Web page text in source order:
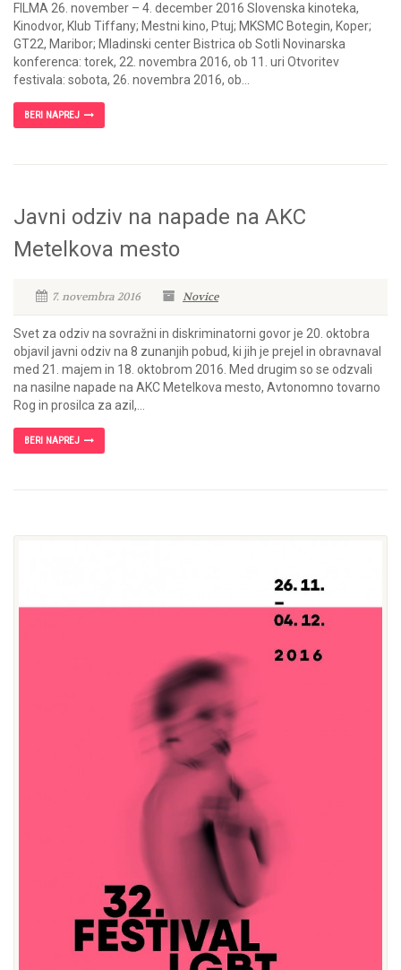
FILMA 26. november – 4. december 2016 Slovenska kinoteka,
Kinodvor, Klub Tiffany; Mestni kino, Ptuj; MKSMC Botegin, Koper;
GT22, Maribor; Mladinski center Bistrica ob Sotli Novinarska
konferenca: torek, 22. novembra 2016, ob 11. uri Otvoritev
festivala: sobota, 26. novembra 2016, ob...
BERI NAPREJ
Javni odziv na napade na AKC
Metelkova mesto
7. novembra 2016 Novice
Svet za odziv na sovražni in diskriminatorni govor je 20. oktobra
objavil javni odziv na 8 zunanjih pobud, ki jih je prejel in obravnaval
med 21. majem in 18. oktobrom 2016. Med drugim so se odzvali
na nasilne napade na AKC Metelkova mesto, Avtonomno tovarno
Rog in prosilca za azil,...
BERI NAPREJ